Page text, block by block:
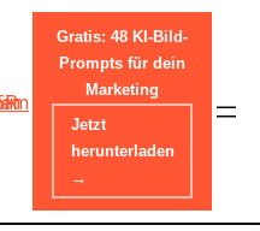
Gratis: 48 KI-Bild-
Prompts für dein
Marketing
Jetzt
herunterladen
→